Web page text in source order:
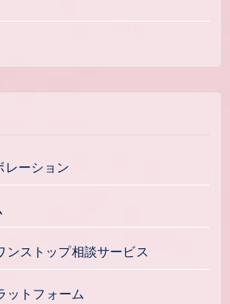
レーション
ンストップ相談サービス
ットフォーム